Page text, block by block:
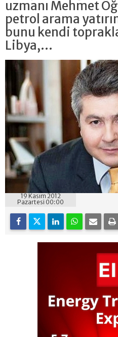
uzmanı Mehmet
petrol arama
bunu kendi
Libya,...
19 Kasım 2012
Pazartesi 00:00